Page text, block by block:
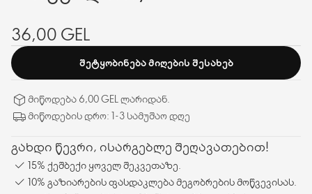
36,00 GEL
ᲨᲔᲢᲧᲝᲑᲘᲜᲔᲑᲐ ᲛᲘᲦᲔᲑᲘᲡ ᲨᲔᲡᲐᲮᲔᲑ
მიწოდება 6,00 GEL ლარიდან.
მიწოდების დრო: 1-3 სამუშაო დღე
გახდი წევრი, ისარგებლე შეღავათებით!
15% ქეშბექი ყოველ შეკვეთაზე.
10% გაზიარების ფასდაკლება მეგობრების მოწვევისას.